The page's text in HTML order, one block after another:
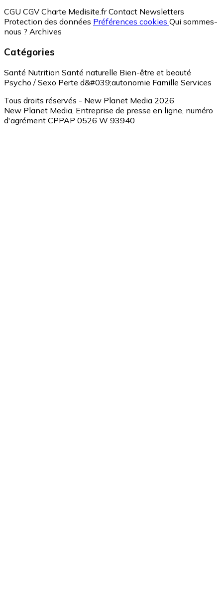
CGU CGV Charte Medisite.fr Contact Newsletters
Protection des données Préférences cookies Qui sommes-
nous ? Archives
Catégories
Santé Nutrition Santé naturelle Bien-être et beauté
Psycho / Sexo Perte d&#039;autonomie Famille Services
Tous droits réservés - New Planet Media 2026
New Planet Media, Entreprise de presse en ligne, numéro
d'agrément CPPAP 0526 W 93940